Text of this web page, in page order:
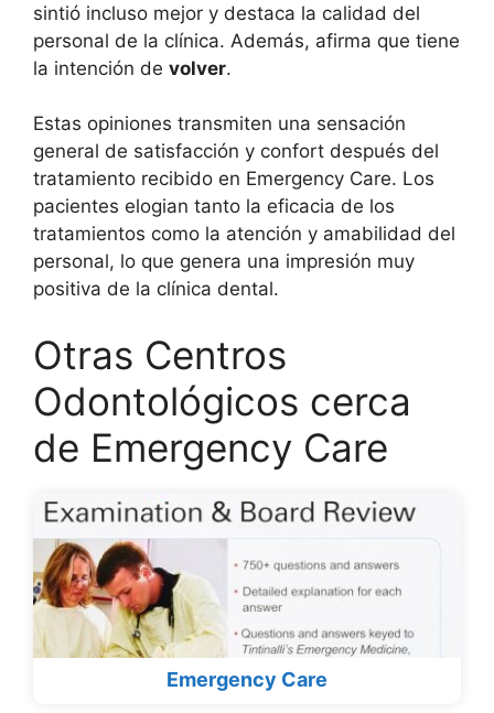
sintió incluso mejor y destaca la calidad del
personal de la clínica. Además, afirma que tiene
la intención de volver.
Estas opiniones transmiten una sensación
general de satisfacción y confort después del
tratamiento recibido en Emergency Care. Los
pacientes elogian tanto la eficacia de los
tratamientos como la atención y amabilidad del
personal, lo que genera una impresión muy
positiva de la clínica dental.
Otras Centros
Odontológicos cerca
de Emergency Care
Emergency Care